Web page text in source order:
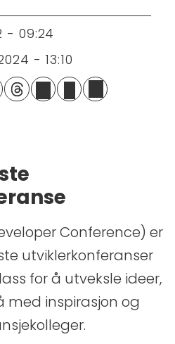
- 09:24
- 13:10
Conference) er
utviklerkonferanser
for å utveksle ideer,
med inspirasjon og
.